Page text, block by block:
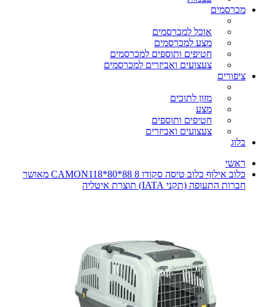
מכרסמים
אוכל למכרסמים
מצע למכרסמים
חטיפים ותוספים למכרסמים
צעצועים ואביזרים למכרסמים
ציפורים
מזון לתוכים
מצע
חטיפים ותוספים
צעצועים ואביזרים
בלוג
ראשי
כלוב אילוף כלוב טיסה סקודו 8 CAMON118*80*88 מאושר
חברות התעופה (תקני IATA) תוצרת איטליה